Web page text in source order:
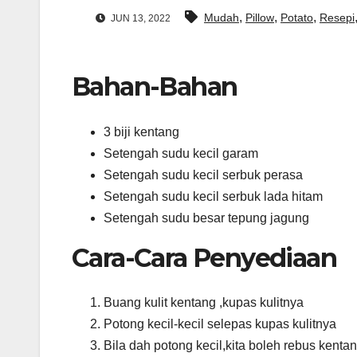
JUN 13, 2022 Mudah, Pillow, Potato, Resepi,
Bahan-Bahan
3 biji kentang
Setengah sudu kecil garam
Setengah sudu kecil serbuk perasa
Setengah sudu kecil serbuk lada hitam
Setengah sudu besar tepung jagung
Cara-Cara Penyediaan
Buang kulit kentang ,kupas kulitnya
Potong kecil-kecil selepas kupas kulitnya
Bila dah potong kecil,kita boleh rebus